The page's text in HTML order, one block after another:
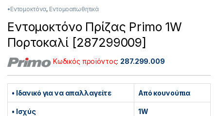
•Εντομοκτόνα, Εντομοαπωθητικά
Εντομοκτόνο Πρίζας Primo 1W
Πορτοκαλί [287299009]
Κωδικός προϊόντος: 287.299.009
• Ιδανικό για να απαλλαγείτε Από κουνούπια
• Ισχύς 1W